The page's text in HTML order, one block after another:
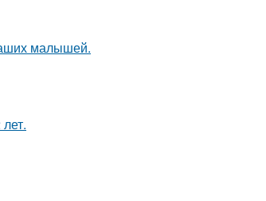
малышей.